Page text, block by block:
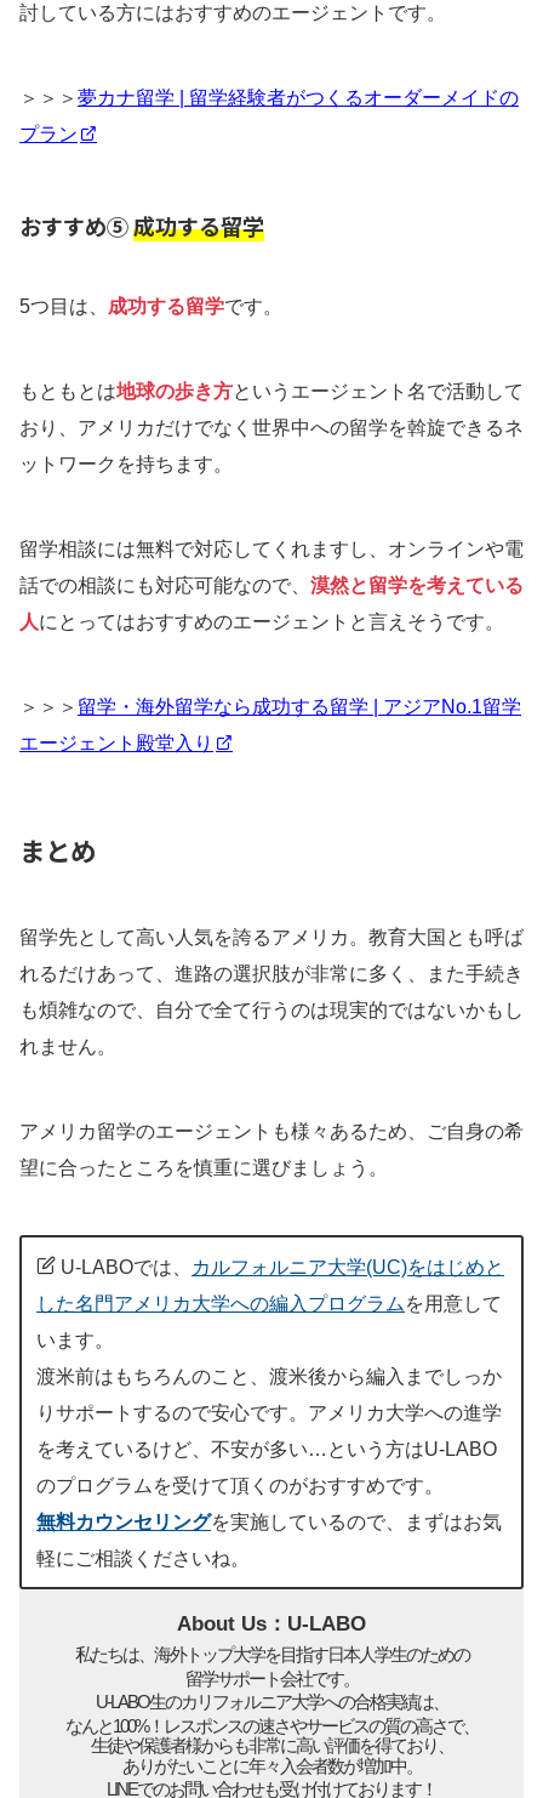
討している方にはおすすめのエージェントです。
＞＞＞ 夢カナ留学 | 留学経験者がつくるオーダーメイドの
プラン
おすすめ⑤成功する留学
5つ目は、 成功する留学です。
もともとは地球の歩き方というエージェント名で活動して
おり、アメリカだけでなく世界中への留学を斡旋できるネ
ットワークを持ちます。
留学相談には無料で対応してくれますし、オンラインや電
話での相談にも対応可能なので、 漠然と留学を考えている
人にとってはおすすめのエージェントと言えそうです。
＞＞＞ 留学・海外留学なら成功する留学 | アジアNo.1留学
エージェント殿堂入り
まとめ
留学先として高い人気を誇るアメリカ。教育大国とも呼ば
れるだけあって、進路の選択肢が非常に多く、また手続き
も煩雑なので、自分で全て行うのは現実的ではないかもし
れません。
アメリカ留学のエージェントも様々あるため、ご自身の希
望に合ったところを慎重に選びましょう。
U-LABOでは、
カルフォルニア大学(UC)をはじめと
した名門アメリカ大学への編入プログラム を用意して
います。
渡米前はもちろんのこと、渡米後から編入までしっか
りサポートするので安心です。アメリカ大学への進学
を考えているけど、不安が多い…という方はU-LABO
のプログラムを受けて頂くのがおすすめです。
無料カウンセリングを実施しているので、まずはお気
軽にご相談くださいね。
About Us：U-LABO
私たちは、海外トップ大学を目指す日本人学生のための
留学サポート会社です。
U-LABO生のカリフォルニア大学への合格実績は、
なんと100%！レスポンスの速さやサービスの質の高さで、
生徒や保護者様からも非常に高い評価を得ており、
ありがたいことに年々入会者数が増加中。
LINEでのお問い合わせも受け付けております！